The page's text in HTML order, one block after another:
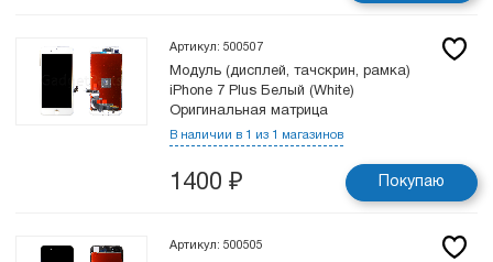
Артикул: 500507
Модуль (дисплей, тачскрин, рамка)
iPhone 7 Plus Белый (White)
Оригинальная матрица
В наличии в 1 из 1 магазинов
1400 ₽ Покупаю
Артикул: 500505